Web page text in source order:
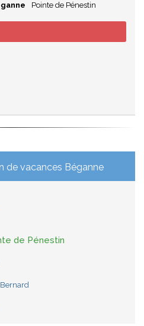
Pointe de Pénestin
de vacances Béganne
de Pénestin